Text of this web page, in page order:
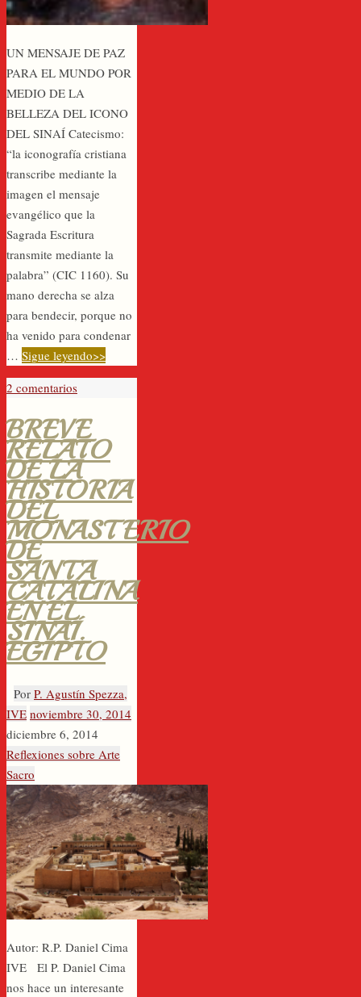
UN MENSAJE DE PAZ
PARA EL MUNDO POR
MEDIO DE LA
BELLEZA DEL ICONO
DEL SINAÍ Catecismo:
“la iconografía cristiana
transcribe mediante la
imagen el mensaje
evangélico que la
Sagrada Escritura
transmite mediante la
palabra” (CIC 1160). Su
mano derecha se alza
para bendecir, porque no
ha venido para condenar
… Sigue leyendo>>
2 comentarios
BREVE
RELATO
DE LA
HISTORIA
DEL
MONASTERIO
DE
SANTA
CATALINA
EN EL
SINAÍ.
EGIPTO
Por P. Agustín Spezza,
IVE noviembre 30, 2014
diciembre 6, 2014
Reflexiones sobre Arte
Sacro
Autor: R.P. Daniel Cima
IVE El P. Daniel Cima
nos hace un interesante